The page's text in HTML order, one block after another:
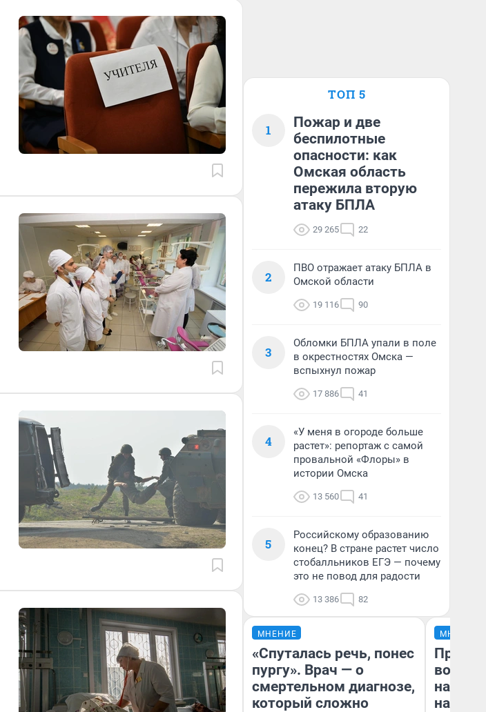
ТОП 5
1
Пожар и две
беспилотные
опасности: как
Омская область
пережила вторую
атаку БПЛА
29 265 22
2
ПВО отражает атаку БПЛА в
Омской области
19 116 90
3
Обломки БПЛА упали в поле
в окрестностях Омска —
вспыхнул пожар
17 886 41
4
«У меня в огороде больше
растет»: репортаж с самой
провальной «Флоры» в
истории Омска
13 560 41
5
Российскому образованию
конец? В стране растет число
стобалльников ЕГЭ — почему
это не повод для радости
13 386 82
МНЕНИЕ
«Спуталась речь, понес
пургу». Врач — о
смертельном диагнозе,
который сложно
МНЕНИЕ
нам